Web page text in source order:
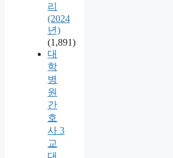
리
(2024
년)
(1,891)
대
학
병
원
간
호
사 3
교